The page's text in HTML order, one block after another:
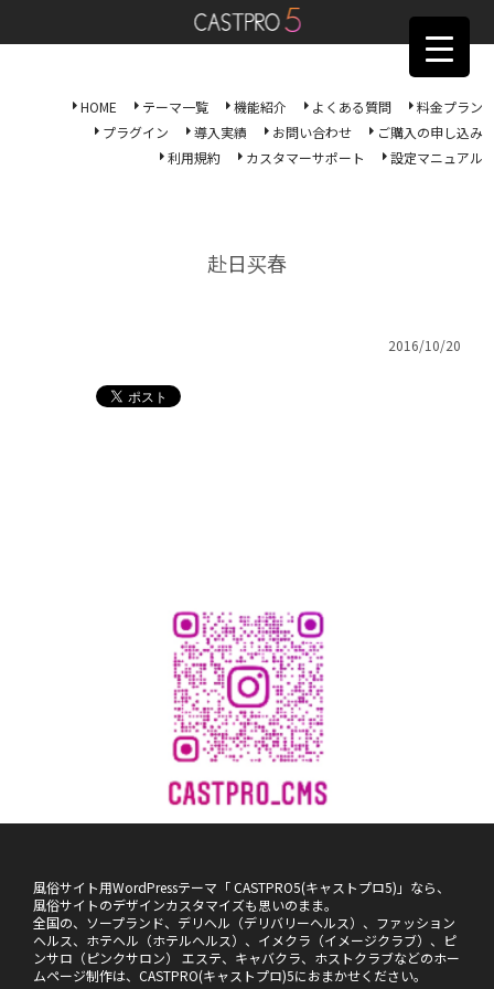
HOME テーマ一覧 機能紹介 よくある質問
料金プラン
プラグイン
導入実績 お問い合わせ
ご購入の申し込み
利用規約
カスタマーサポート 設定マニュアル
赴日买春
2016/10/20
風俗サイト用WordPressテーマ「 CASTPRO5(キャストプロ5)」なら、
風俗サイトのデザインカスタマイズも思いのまま。
全国の、ソープランド、デリヘル（デリバリーヘルス）、ファッション
ヘルス、ホテヘル（ホテルヘルス）、イメクラ（イメージクラブ）、ピ
ンサロ（ピンクサロン） エステ、キャバクラ、ホストクラブなどのホー
ムページ制作は、CASTPRO(キャストプロ)5におまかせください。